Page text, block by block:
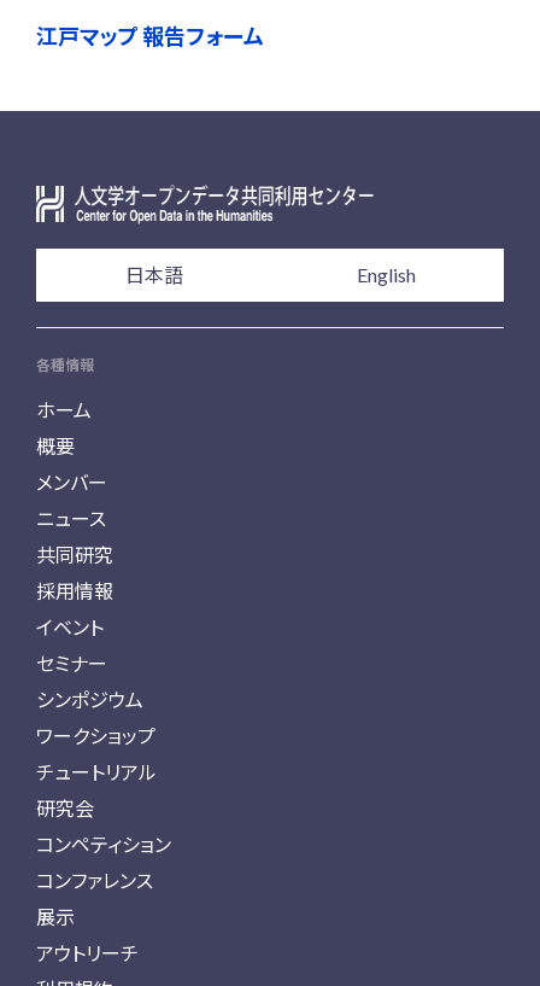
江戸マップ 報告フォーム
日本語 English
各種情報
ホーム
概要
メンバー
ニュース
共同研究
採用情報
イベント
セミナー
シンポジウム
ワークショップ
チュートリアル
研究会
コンペティション
コンファレンス
展示
アウトリーチ